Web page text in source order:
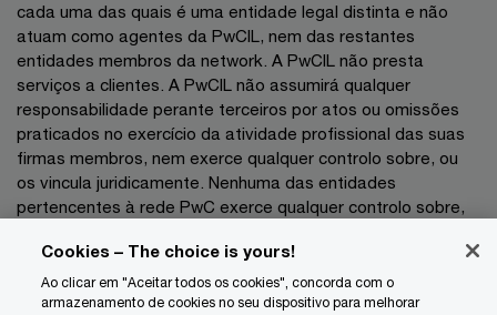
cada uma das quais é uma entidade legal distinta e não
atuam como agentes da PwCIL, nem das restantes
entidades membros da network. A PwCIL não presta
serviços a clientes. A PwCIL não assumirá qualquer
responsabilidade perante terceiros por atos ou omissões
praticados no exercício da atividade profissional das suas
firmas membros, nem exerce qualquer controlo sobre, ou
os vincula juridicamente. Nenhuma das entidades
pertencentes à rede PwC exerce qualquer controlo sobre,
da sua atividade profissional pelo que não poderão as
mesmas ser responsabilizadas, a que título for, perante
terceiros por atos ou omissões praticados no exercício das
Cookies – The choice is yours!
Ao clicar em "Aceitar todos os cookies", concorda com o
armazenamento de cookies no seu dispositivo para melhorar